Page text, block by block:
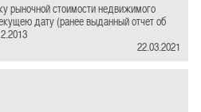
рыночной стоимости недвижимого
дату (ранее выданный отчет об
22.03.2021